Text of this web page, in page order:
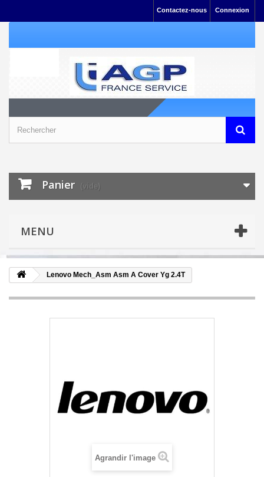
Connexion
Contactez-nous
Panier (vide)
MENU
Lenovo Mech_Asm Asm A Cover Yg 2.4T
Agrandir l'image